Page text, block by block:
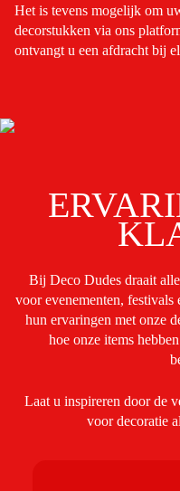
Het is tevens mogelijk om
decorstukken via ons
ontvangt u een afdracht bij
Bij Deco Dudes draait
voor evenementen, festivals
hun ervaringen met onze
hoe onze items
Laat u inspireren door de
voor decoratie